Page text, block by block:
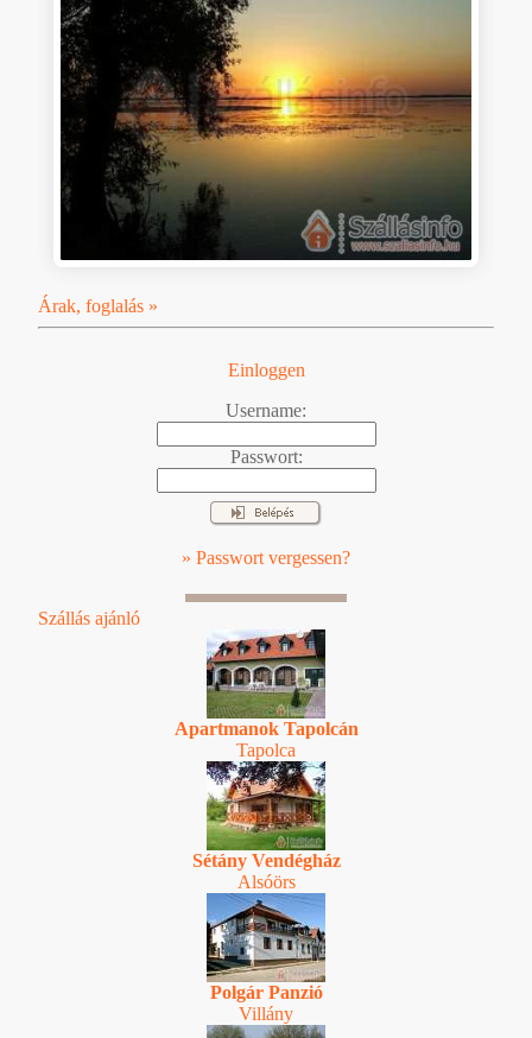
Árak, foglalás »
Einloggen
Username:
Passwort:
» Passwort vergessen?
Szállás ajánló
Apartmanok Tapolcán
Tapolca
Sétány Vendégház
Alsóörs
Polgár Panzió
Villány